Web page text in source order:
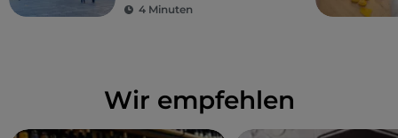
4 Minuten
Wir empfehlen